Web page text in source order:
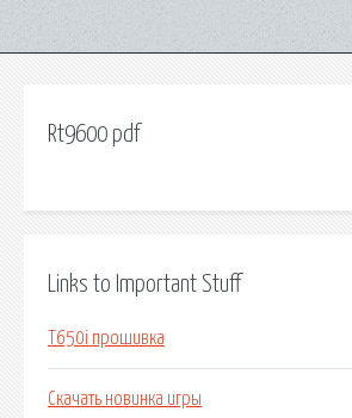
Rt9600 pdf
Links to Important Stuff
T650i прошивка
Скачать новинка игры